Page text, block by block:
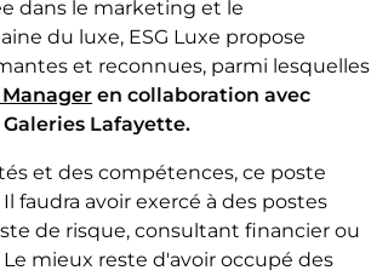
dans le marketing et le
du luxe, ESG Luxe propose
et reconnues, parmi lesquelles
en collaboration avec
Lafayette.
et des compétences, ce poste
faudra avoir exercé à des postes
de risque, consultant financier ou
mieux reste d'avoir occupé des